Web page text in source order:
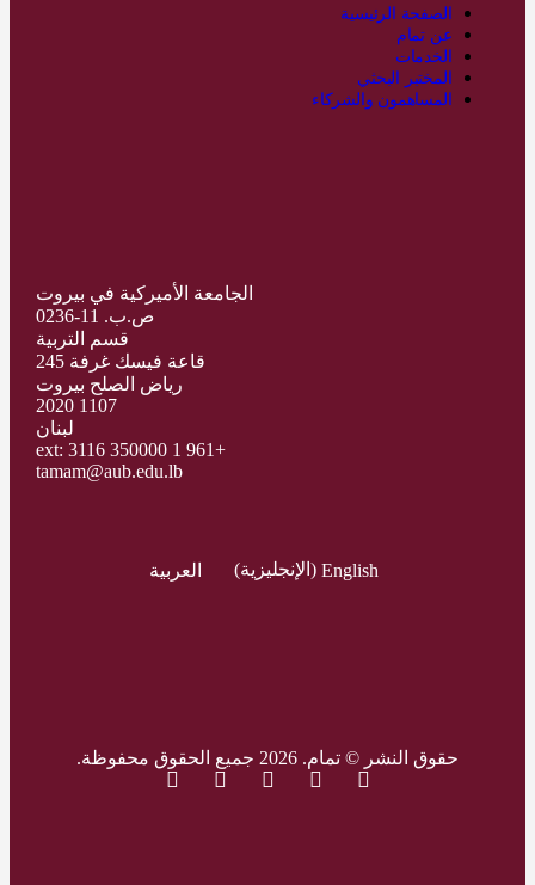
الصفحة الرئيسية
عن تمام
الخدمات
المختبر البحثي
المساهمون والشركاء
الجامعة الأميركية في بيروت
ص.ب. 11-0236
قسم التربية
قاعة فيسك غرفة 245
رياض الصلح بيروت
1107 2020
لبنان
+961 1 350000 ext: 3116
tamam@aub.edu.lb
English
( الإنجليزية) العربية
حقوق النشر © تمام. 2026 جميع الحقوق محفوظة.